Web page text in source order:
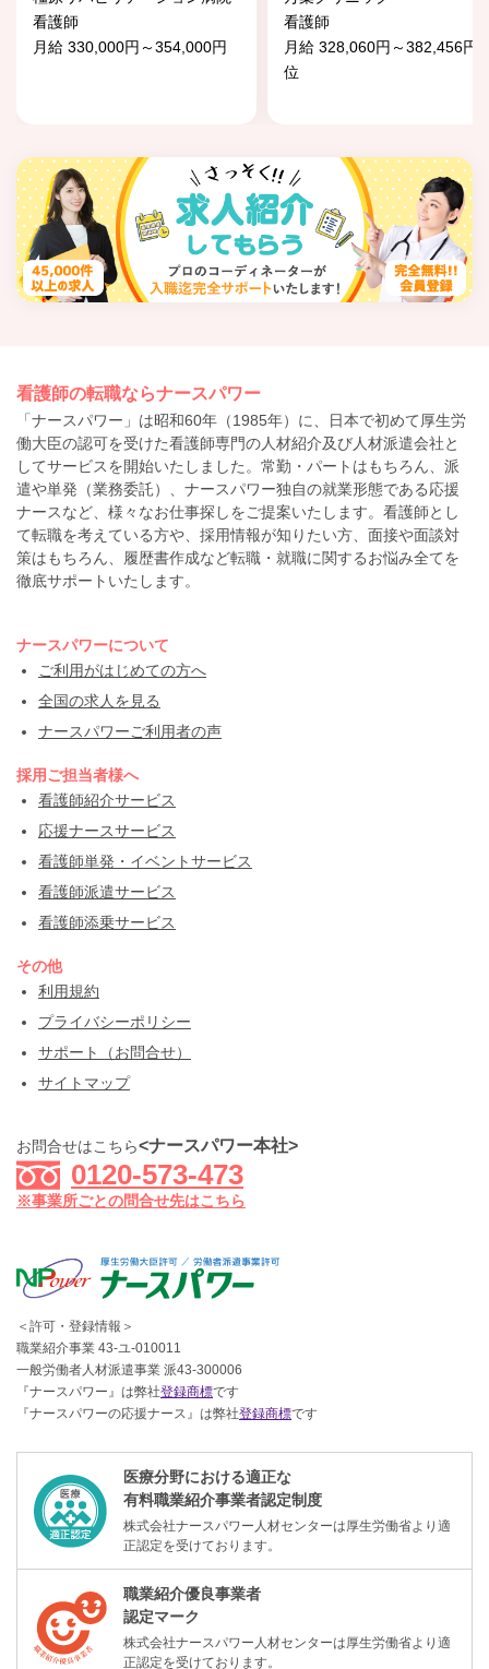
看護師
月給 330,000円～354,000円
看護師
月給 328,060円～382,456円
位
看護師の転職ならナースパワー
「ナースパワー」は昭和60年（1985年）に、日本で初めて厚生労
働大臣の認可を受けた看護師専門の人材紹介及び人材派遣会社と
してサービスを開始いたしました。常勤・パートはもちろん、派
遣や単発（業務委託）、ナースパワー独自の就業形態である応援
ナースなど、様々なお仕事探しをご提案いたします。看護師とし
て転職を考えている方や、採用情報が知りたい方、面接や面談対
策はもちろん、履歴書作成など転職・就職に関するお悩み全てを
徹底サポートいたします。
ナースパワーについて
ご利用がはじめての方へ
全国の求人を見る
ナースパワーご利用者の声
採用ご担当者様へ
看護師紹介サービス
応援ナースサービス
看護師単発・イベントサービス
看護師派遣サービス
看護師添乗サービス
その他
利用規約
プライバシーポリシー
サポート（お問合せ）
サイトマップ
お問合せはこちら<ナースパワー本社>
0120-573-473
※事業所ごとの問合せ先はこちら
＜許可・登録情報＞
職業紹介事業 43-ユ-010011
一般労働者人材派遣事業 派43-300006
『ナースパワー』は弊社登録商標です
『ナースパワーの応援ナース』は弊社登録商標です
医療分野における適正な
有料職業紹介事業者認定制度
株式会社ナースパワー人材センターは厚生労働省より適
正認定を受けております。
職業紹介優良事業者
認定マーク
株式会社ナースパワー人材センターは厚生労働省より適
正認定を受けております。